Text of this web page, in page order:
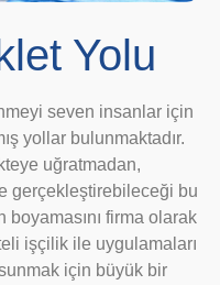
Yolu
seven insanlar için
yollar bulunmaktadır.
uğratmadan,
gerçekleştirebileceği bu
boyamasını firma olarak
işçilik ile uygulamaları
için büyük bir